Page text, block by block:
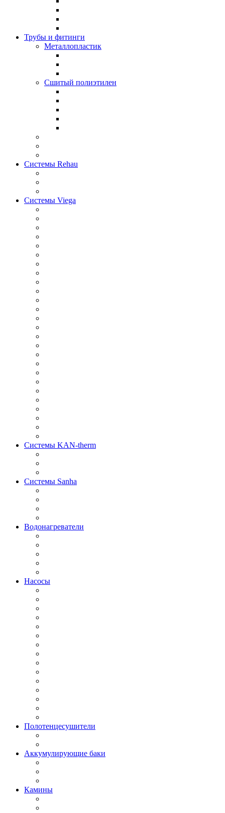
Трубы и фитинги
Металлопластик
Сшитый полиэтилен
Системы Rehau
Системы Viega
Системы KAN-therm
Системы Sanha
Водонагреватели
Насосы
Полотенцесушители
Аккумулирующие баки
Камины